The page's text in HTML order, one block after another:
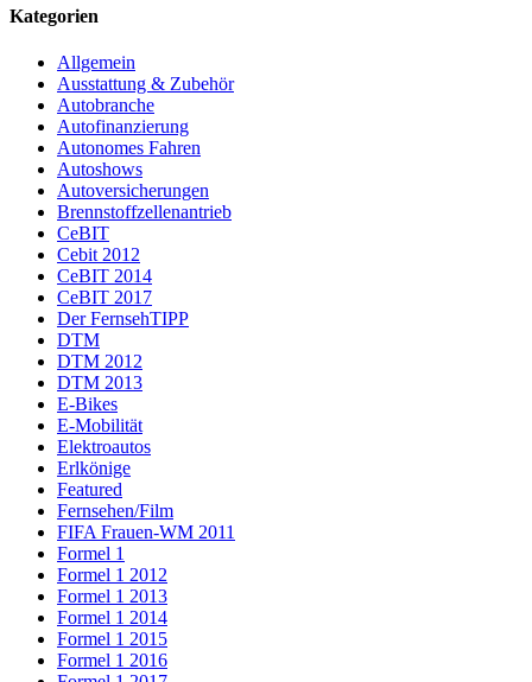
Kategorien
Allgemein
Ausstattung & Zubehör
Autobranche
Autofinanzierung
Autonomes Fahren
Autoshows
Autoversicherungen
Brennstoffzellenantrieb
CeBIT
Cebit 2012
CeBIT 2014
CeBIT 2017
Der FernsehTIPP
DTM
DTM 2012
DTM 2013
E-Bikes
E-Mobilität
Elektroautos
Erlkönige
Featured
Fernsehen/Film
FIFA Frauen-WM 2011
Formel 1
Formel 1 2012
Formel 1 2013
Formel 1 2014
Formel 1 2015
Formel 1 2016